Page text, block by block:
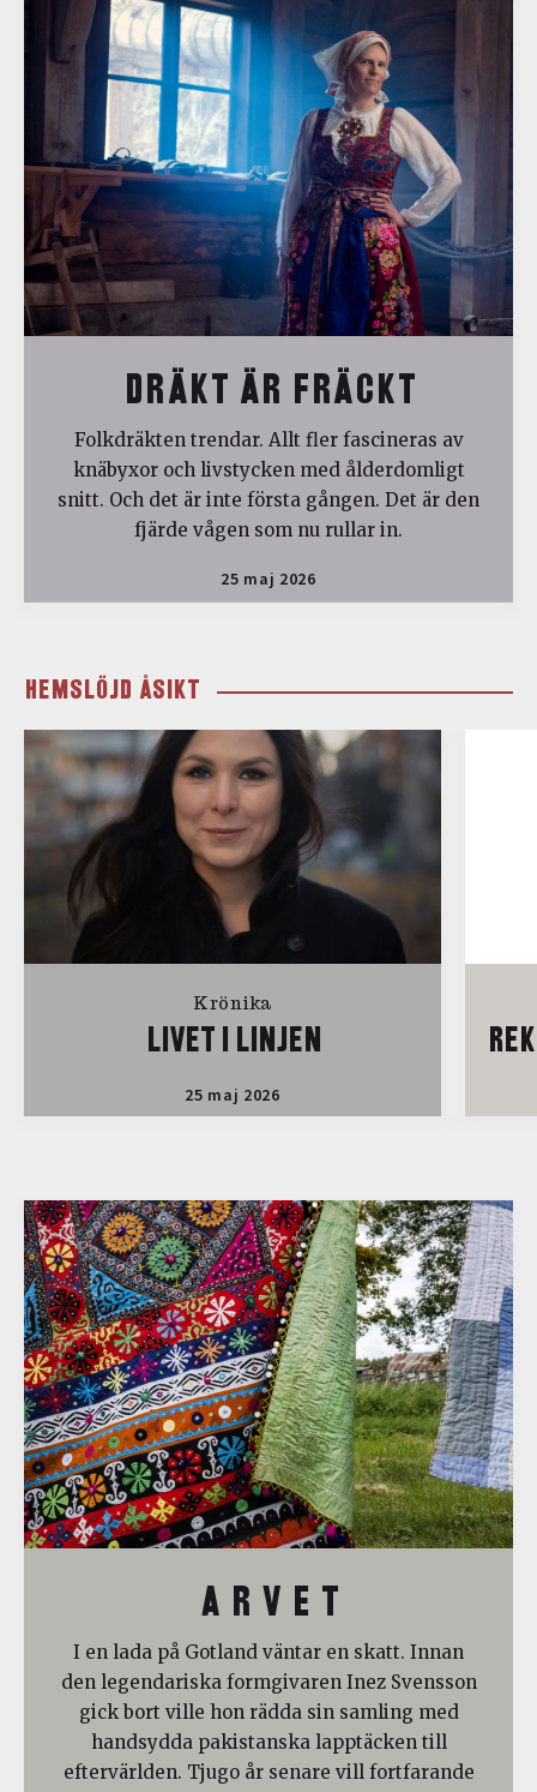
DRÄKT ÄR FRÄCKT
Folkdräkten trendar. Allt fler fascineras av
knäbyxor och livstycken med ålderdomligt
snitt. Och det är inte första gången. Det är den
fjärde vågen som nu rullar in.
25 maj 2026
HEMSLÖJD ÅSIKT
Krönika
LIVET I LINJEN
25 maj 2026
A R V E T
I en lada på Gotland väntar en skatt. Innan
den legendariska formgivaren Inez Svensson
gick bort ville hon rädda sin samling med
handsydda pakistanska lapptäcken till
eftervärlden. Tjugo år senare vill fortfarande